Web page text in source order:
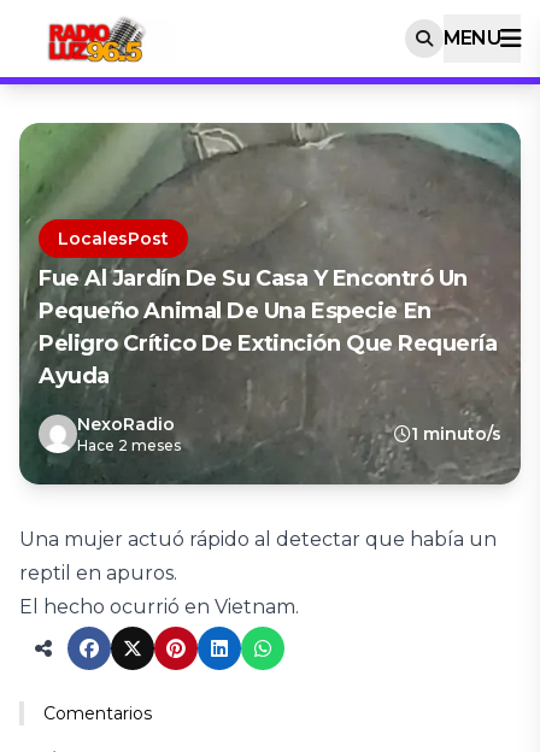
MENU
LocalesPost
Fue Al Jardín De Su Casa Y Encontró Un
Pequeño Animal De Una Especie En
Peligro Crítico De Extinción Que Requería
Ayuda
NexoRadio
Hace 2 meses
1 minuto/s
Una mujer actuó rápido al detectar que había un
reptil en apuros.
El hecho ocurrió en Vietnam.
Comentarios